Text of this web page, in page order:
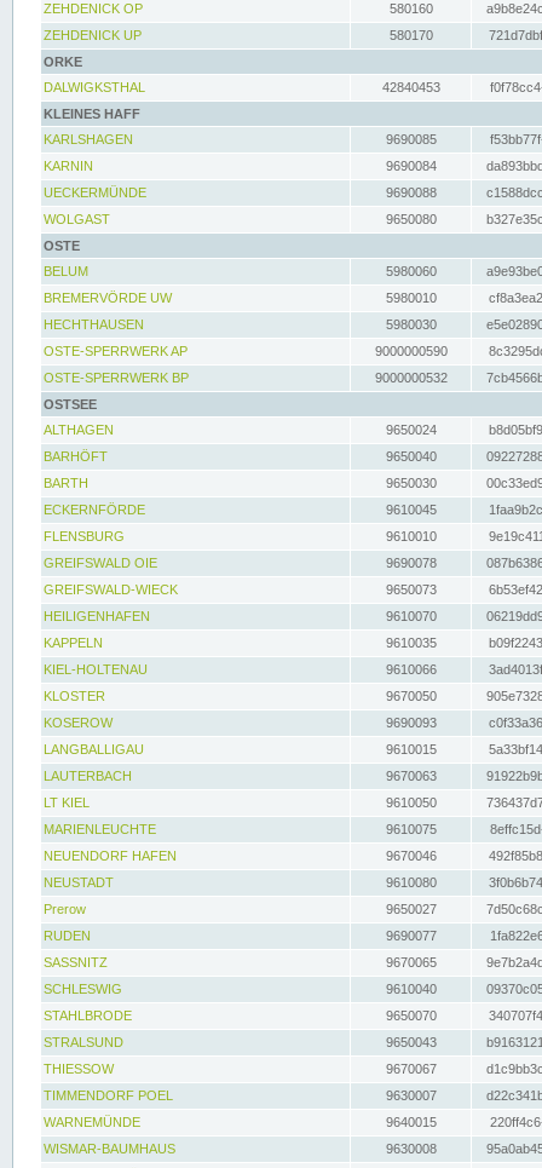
ZEHDENICK OP
580160
ZEHDENICK UP
580170
ORKE
DALWIGKSTHAL
42840453
KLEINES HAFF
KARLSHAGEN
9690085
KARNIN
9690084
UECKERMÜNDE
9690088
WOLGAST
9650080
OSTE
BELUM
5980060
BREMERVÖRDE UW
5980010
HECHTHAUSEN
5980030
OSTE-SPERRWERK AP
9000000590
OSTE-SPERRWERK BP
9000000532
OSTSEE
ALTHAGEN
9650024
BARHÖFT
9650040
BARTH
9650030
ECKERNFÖRDE
9610045
FLENSBURG
9610010
GREIFSWALD OIE
9690078
GREIFSWALD-WIECK
9650073
HEILIGENHAFEN
9610070
KAPPELN
9610035
KIEL-HOLTENAU
9610066
KLOSTER
9670050
KOSEROW
9690093
LANGBALLIGAU
9610015
LAUTERBACH
9670063
LT KIEL
9610050
MARIENLEUCHTE
9610075
NEUENDORF HAFEN
9670046
NEUSTADT
9610080
Prerow
9650027
RUDEN
9690077
SASSNITZ
9670065
SCHLESWIG
9610040
STAHLBRODE
9650070
STRALSUND
9650043
THIESSOW
9670067
TIMMENDORF POEL
9630007
WARNEMÜNDE
9640015
WISMAR-BAUMHAUS
9630008